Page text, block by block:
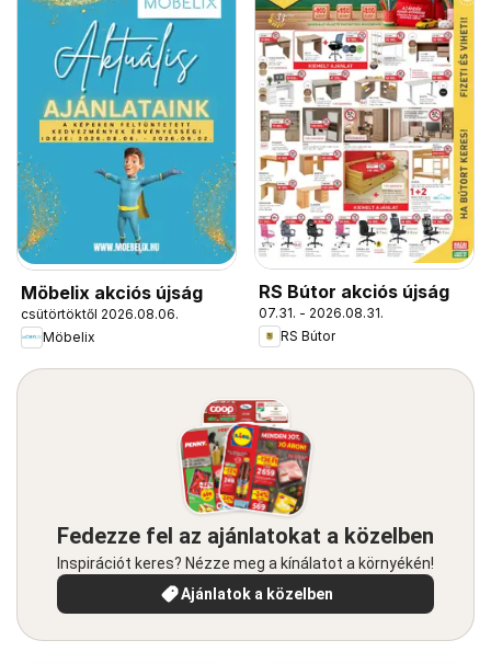
Möbelix akciós újság
csütörtöktől 2026.08.06.
Möbelix
RS Bútor akciós újság
07.31. - 2026.08.31.
RS Bútor
Fedezze fel az ajánlatokat a közelben
Inspirációt keres? Nézze meg a kínálatot a környékén!
Ajánlatok a közelben